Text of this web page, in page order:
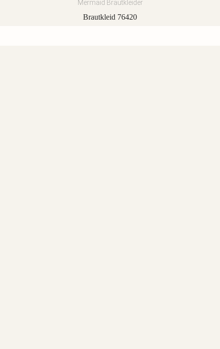
Mermaid Brautkleider
Brautkleid 76420